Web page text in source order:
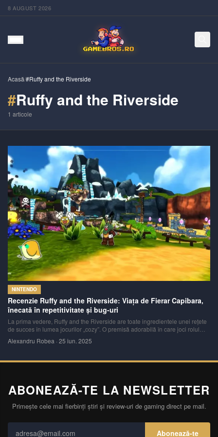
8 AUGUST 2026
Acasă/#Ruffy and the Riverside
#Ruffy and the Riverside
1 articole
NINTENDO
Recenzie Ruffy and the Riverside: Viața de Fierar Capibara,
înecată în repetitivitate și bug-uri
La prima vedere, Ruffy and the Riverside are toate ingredientele unei rețete
de succes în lumea jocurilor „cozy”. O premisă adorabilă în care joci rolul
de relaxare similară cu titluri precum Animal Crossing. Însă, su
Alexandru Robea · 25 iun. 2025
ABONEAZĂ-TE LA NEWSLETTER
Primește cele mai fierbinți știri și review-uri de gaming direct pe mail.
Abonează-te